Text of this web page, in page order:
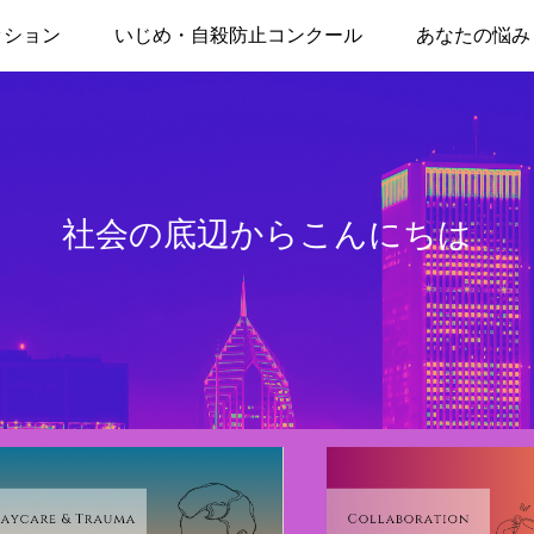
社会の底辺からこんにちは
ョン いじめ・自殺防止コンクール あなたの悩